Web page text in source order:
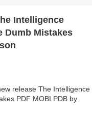
Intelligence
Dumb Mistakes